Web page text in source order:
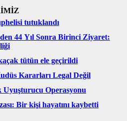
tutuklandı
44 Yıl Sonra Birinci Ziyaret:
tütün ele geçirildi
Kararları Legal Değil
Uyuşturucu Operasyonu
Bir kişi hayatını kaybetti